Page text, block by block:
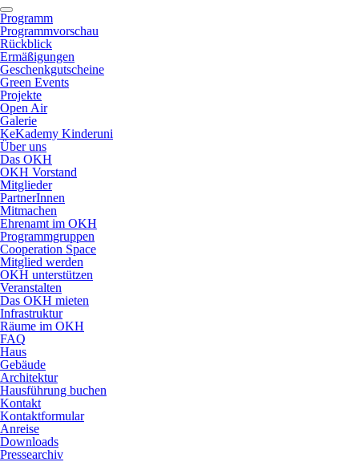
Programm
Programmvorschau
Rückblick
Ermäßigungen
Geschenkgutscheine
Green Events
Projekte
Open Air
Galerie
KeKademy Kinderuni
Über uns
Das OKH
OKH Vorstand
Mitglieder
PartnerInnen
Mitmachen
Ehrenamt im OKH
Programmgruppen
Cooperation Space
Mitglied werden
OKH unterstützen
Veranstalten
Das OKH mieten
Infrastruktur
Räume im OKH
FAQ
Haus
Gebäude
Architektur
Hausführung buchen
Kontakt
Kontaktformular
Anreise
Downloads
Pressearchiv